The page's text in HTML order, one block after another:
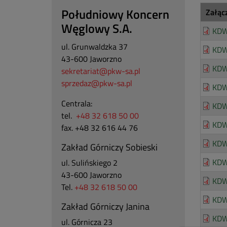
Południowy Koncern
Węglowy S.A.
ul. Grunwaldzka 37
43-600 Jaworzno
sekretariat@pkw-sa.pl
sprzedaz@pkw-sa.pl
Centrala:
tel. +48 32 618 50 00
fax. +48 32 616 44 76
Zakład Górniczy Sobieski
ul. Sulińskiego 2
43-600 Jaworzno
Tel. +48 32 618 50 00
Zakład Górniczy Janina
ul. Górnicza 23